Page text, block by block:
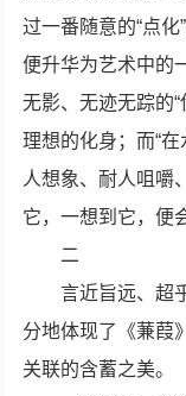
过一番随意的“点化
便升华为艺术中的
无影、无迹无踪的
理想的化身；而“
人想象、耐人咀嚼
它，一想到它，便
二
言近旨远、超
分地体现了《蒹
关联的含蓄之美。